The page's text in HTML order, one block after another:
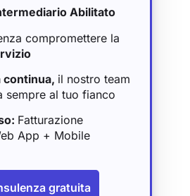
Abilitato
compromettere la
il nostro team
sempre al tuo fianco
Fatturazione
App + Mobile
gratuita